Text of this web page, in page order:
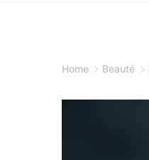
Home Beauté